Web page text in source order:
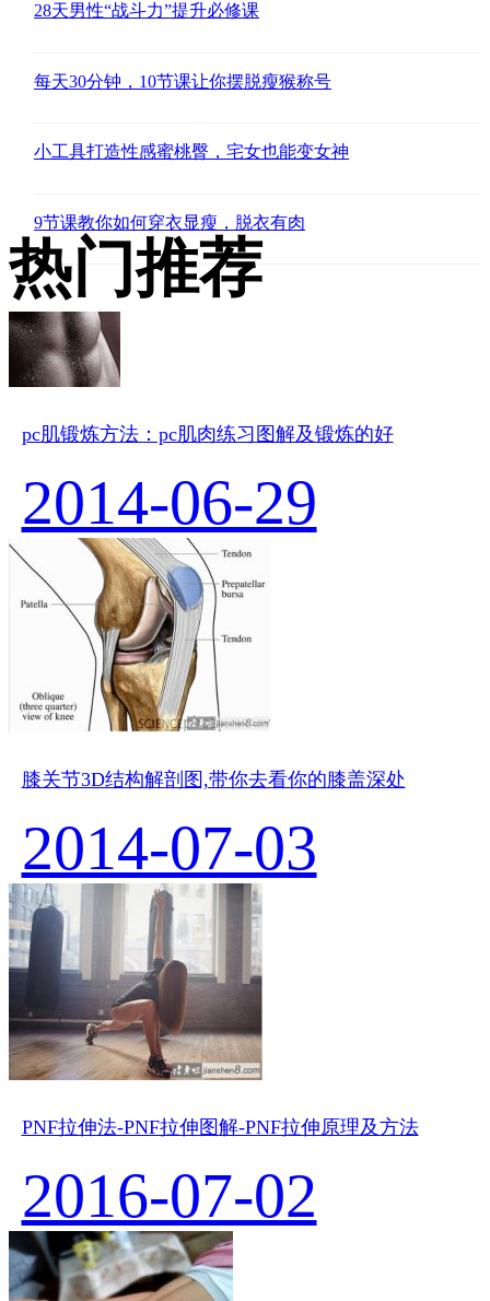
28天男性“战斗力”提升必修课
每天30分钟，10节课让你摆脱瘦猴称号
小工具打造性感蜜桃臀，宅女也能变女神
9节课教你如何穿衣显瘦，脱衣有肉
热门推荐
pc肌锻炼方法：pc肌肉练习图解及锻炼的好
2014-06-29
膝关节3D结构解剖图,带你去看你的膝盖深处
2014-07-03
PNF拉伸法-PNF拉伸图解-PNF拉伸原理及方法
2016-07-02